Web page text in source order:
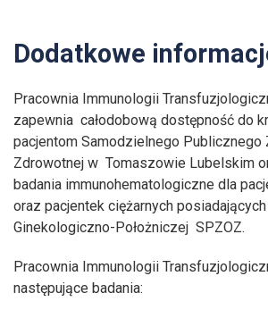
Dodatkowe
Pracownia Immunologii
zapewnia całodobową dostępność do
pacjentom Samodzielnego Publicznego
Zdrowotnej w Tomaszowie Lubelskim
badania immunohematologiczne dla
oraz pacjentek ciężarnych
Ginekologiczno-Położniczej SPZOZ.
Pracownia Immunologii
następujące badania: